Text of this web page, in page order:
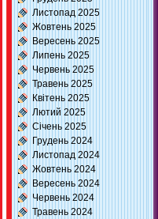
Листопад 2025
Жовтень 2025
Вересень 2025
Липень 2025
Червень 2025
Травень 2025
Квітень 2025
Лютий 2025
Січень 2025
Грудень 2024
Листопад 2024
Жовтень 2024
Вересень 2024
Червень 2024
Травень 2024